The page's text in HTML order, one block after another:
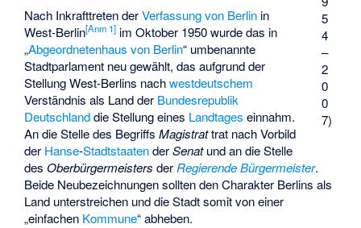
5
4
–
2
0
0
7)
Nach Inkrafttreten derVerfassung von Berlin in
West-Berlin[Anm 1] im Oktober 1950 wurde das in
„Abgeordnetenhaus von Berlin“ umbenannte
Stadtparlament neu gewählt, das aufgrund der
Stellung West-Berlins nachwestdeutschem
Verständnis als Land der Bundesrepublik
Deutschlanddie Stellung eines Landtages einnahm.
An die Stelle des BegriffsMagistrattrat nach Vorbild
der Hanse-StadtstaatenderSenatund an die Stelle
desOberbürgermeisters der Regierende Bürgermeister.
Beide Neubezeichnungen sollten den Charakter Berlins als
Land unterstreichen und die Stadt somit von einer
„einfachen Kommune“ abheben.